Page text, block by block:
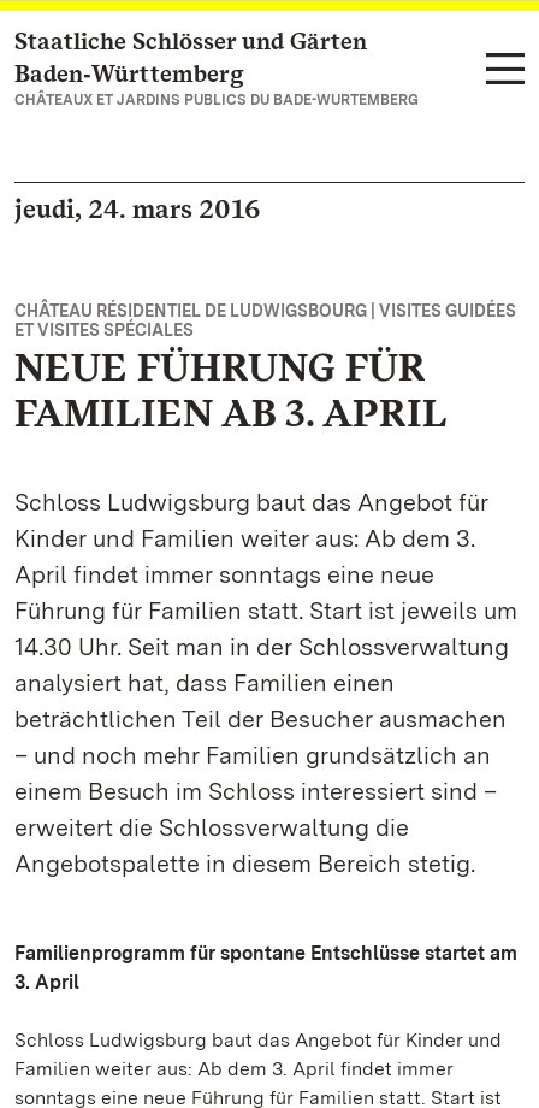
Vers la page d’accueil
Staatliche Schlösser und Gärten
Baden‑Württemberg
CHÂTEAUX ET JARDINS PUBLICS DU BADE-WURTEMBERG
jeudi, 24. mars 2016
CHÂTEAU RÉSIDENTIEL DE LUDWIGSBOURG | VISITES GUIDÉES
ET VISITES SPÉCIALES
NEUE FÜHRUNG FÜR
FAMILIEN AB 3. APRIL
Schloss Ludwigsburg baut das Angebot für
Kinder und Familien weiter aus: Ab dem 3.
April findet immer sonntags eine neue
Führung für Familien statt. Start ist jeweils um
14.30 Uhr. Seit man in der Schlossverwaltung
analysiert hat, dass Familien einen
beträchtlichen Teil der Besucher ausmachen
– und noch mehr Familien grundsätzlich an
einem Besuch im Schloss interessiert sind –
erweitert die Schlossverwaltung die
Angebotspalette in diesem Bereich stetig.
Familienprogramm für spontane Entschlüsse startet am
3. April
Schloss Ludwigsburg baut das Angebot für Kinder und
Familien weiter aus: Ab dem 3. April findet immer
sonntags eine neue Führung für Familien statt. Start ist